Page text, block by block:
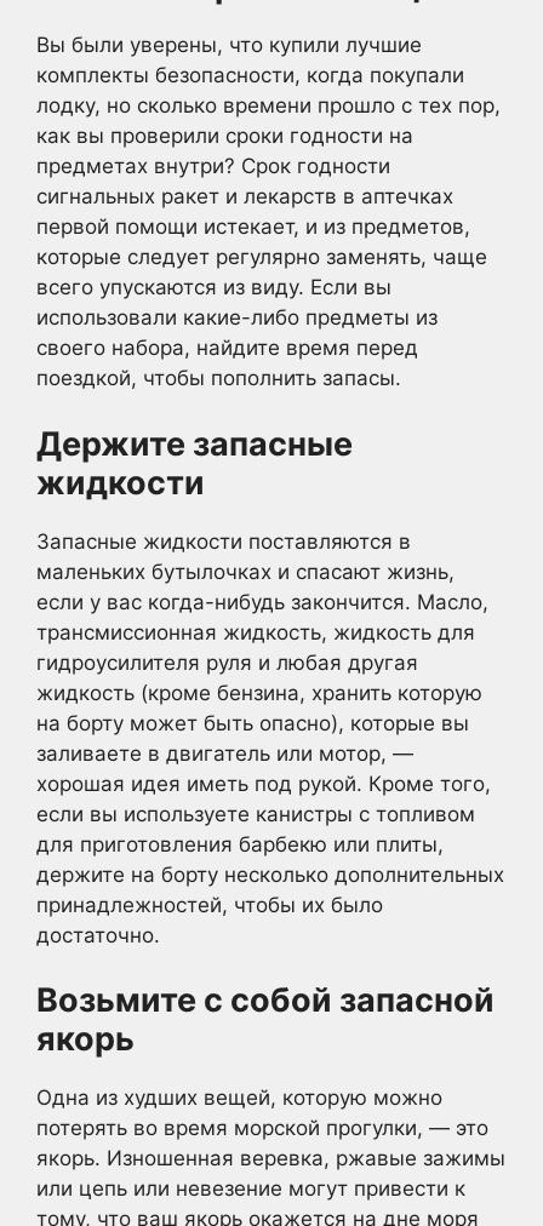
Вы были уверены, что купили лучшие
комплекты безопасности, когда покупали
лодку, но сколько времени прошло с тех пор,
как вы проверили сроки годности на
предметах внутри? Срок годности
сигнальных ракет и лекарств в аптечках
первой помощи истекает, и из предметов,
которые следует регулярно заменять, чаще
всего упускаются из виду. Если вы
использовали какие-либо предметы из
своего набора, найдите время перед
поездкой, чтобы пополнить запасы.
Держите запасные
жидкости
Запасные жидкости поставляются в
маленьких бутылочках и спасают жизнь,
если у вас когда-нибудь закончится. Масло,
трансмиссионная жидкость, жидкость для
гидроусилителя руля и любая другая
жидкость (кроме бензина, хранить которую
на борту может быть опасно), которые вы
заливаете в двигатель или мотор, —
хорошая идея иметь под рукой. Кроме того,
если вы используете канистры с топливом
для приготовления барбекю или плиты,
держите на борту несколько дополнительных
принадлежностей, чтобы их было
достаточно.
Возьмите с собой запасной
якорь
Одна из худших вещей, которую можно
потерять во время морской прогулки, — это
якорь. Изношенная веревка, ржавые зажимы
или цепь или невезение могут привести к
тому, что ваш якорь окажется на дне моря